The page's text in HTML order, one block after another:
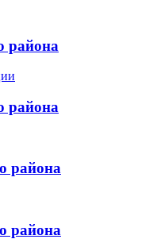
района
района
района
района